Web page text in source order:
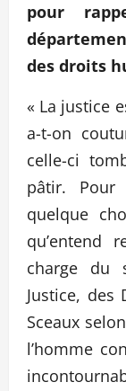
pour
des droits
« La justice
a-t-on
celle-ci
pâtir. Pour
quelque
qu’entend
charge du
Justice, des
Sceaux
l’homme